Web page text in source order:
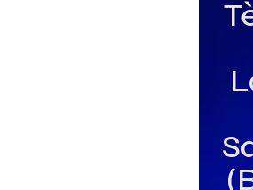
GRUPOS DE